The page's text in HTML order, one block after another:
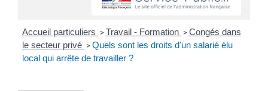
Accueil particuliers > Travail - Formation > Congés dans
le secteur privé > Quels sont les droits d'un salarié élu
local qui arrête de travailler ?